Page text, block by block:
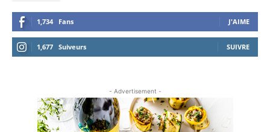
1,734 Fans J'AIME
1,677 Suiveurs SUIVRE
- Advertisement -